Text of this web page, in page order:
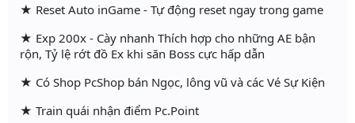
★ Reset Auto inGame - Tự động reset ngay trong game
★ Exp 200x - Cày nhanh Thích hợp cho những AE bận
rộn, Tỷ lệ rớt đồ Ex khi săn Boss cực hấp dẫn
★ Có Shop PcShop bán Ngọc, lông vũ và các Vé Sự Kiện
★ Train quái nhận điểm Pc.Point